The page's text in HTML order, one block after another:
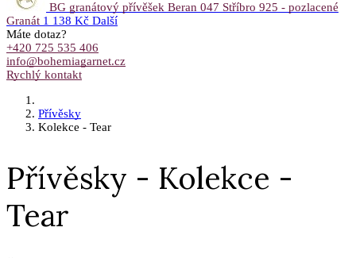
BG granátový přívěšek Beran 047 Stříbro 925 - pozlacené
Granát 1 138 Kč Další
Máte dotaz?
+420 725 535 406
info@bohemiagarnet.cz
Rychlý kontakt
Přívěsky
Kolekce - Tear
Přívěsky - Kolekce -
Tear